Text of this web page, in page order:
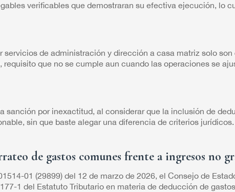
verificables que demostraran su efectiva ejecución, lo
servicios de administración y dirección a casa matriz solo son
que no se cumple aun cuando las operaciones se
sanción por inexactitud, al considerar que la inclusión de
sin que baste alegar una diferencia de criterios jurídicos.
de gastos comunes frente a ingresos no
01 (29899) del 12 de marzo de 2026, el Consejo de
1 del Estatuto Tributario en materia de deducción de